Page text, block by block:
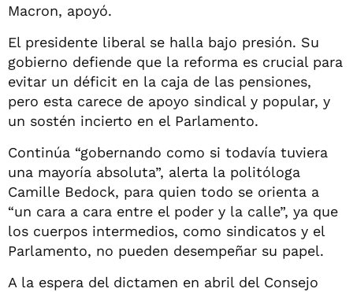
Macron, apoyó.
El presidente liberal se halla bajo presión. Su
gobierno defiende que la reforma es crucial para
evitar un déficit en la caja de las pensiones,
pero esta carece de apoyo sindical y popular, y
un sostén incierto en el Parlamento.
Continúa “gobernando como si todavía tuviera
una mayoría absoluta”, alerta la politóloga
Camille Bedock, para quien todo se orienta a
“un cara a cara entre el poder y la calle”, ya que
los cuerpos intermedios, como sindicatos y el
Parlamento, no pueden desempeñar su papel.
A la espera del dictamen en abril del Consejo